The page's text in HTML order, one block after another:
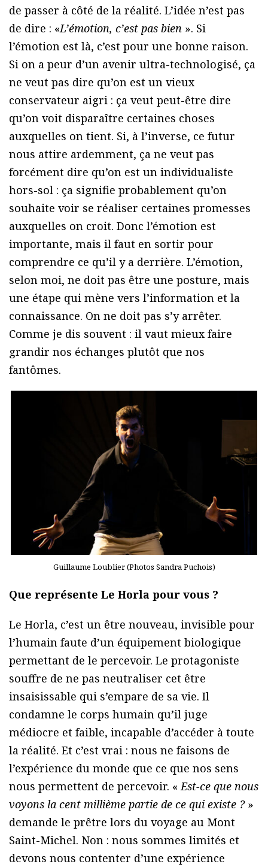
de passer à côté de la réalité. L’idée n’est pas
de dire : «L’émotion, c’est pas bien ». Si
l’émotion est là, c’est pour une bonne raison.
Si on a peur d’un avenir ultra-technologisé, ça
ne veut pas dire qu’on est un vieux
conservateur aigri : ça veut peut-être dire
qu’on voit disparaître certaines choses
auxquelles on tient. Si, à l’inverse, ce futur
nous attire ardemment, ça ne veut pas
forcément dire qu’on est un individualiste
hors-sol : ça signifie probablement qu’on
souhaite voir se réaliser certaines promesses
auxquelles on croit. Donc l’émotion est
importante, mais il faut en sortir pour
comprendre ce qu’il y a derrière. L’émotion,
selon moi, ne doit pas être une posture, mais
une étape qui mène vers l’information et la
connaissance. On ne doit pas s’y arrêter.
Comme je dis souvent : il vaut mieux faire
grandir nos échanges plutôt que nos
fantômes.
Guillaume Loublier (Photos Sandra Puchois)
Que représente Le Horla pour vous ?
Le Horla, c’est un être nouveau, invisible pour
l’humain faute d’un équipement biologique
permettant de le percevoir. Le protagoniste
souffre de ne pas neutraliser cet être
insaisissable qui s’empare de sa vie. Il
condamne le corps humain qu’il juge
médiocre et faible, incapable d’accéder à toute
la réalité. Et c’est vrai : nous ne faisons de
l’expérience du monde que ce que nos sens
nous permettent de percevoir. «Est-ce que nous
voyons la cent millième partie de ce qui existe ? »
demande le prêtre lors du voyage au Mont
Saint-Michel. Non : nous sommes limités et
devons nous contenter d’une expérience